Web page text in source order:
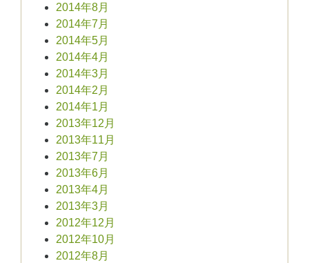
2014年8月
2014年7月
2014年5月
2014年4月
2014年3月
2014年2月
2014年1月
2013年12月
2013年11月
2013年7月
2013年6月
2013年4月
2013年3月
2012年12月
2012年10月
2012年8月